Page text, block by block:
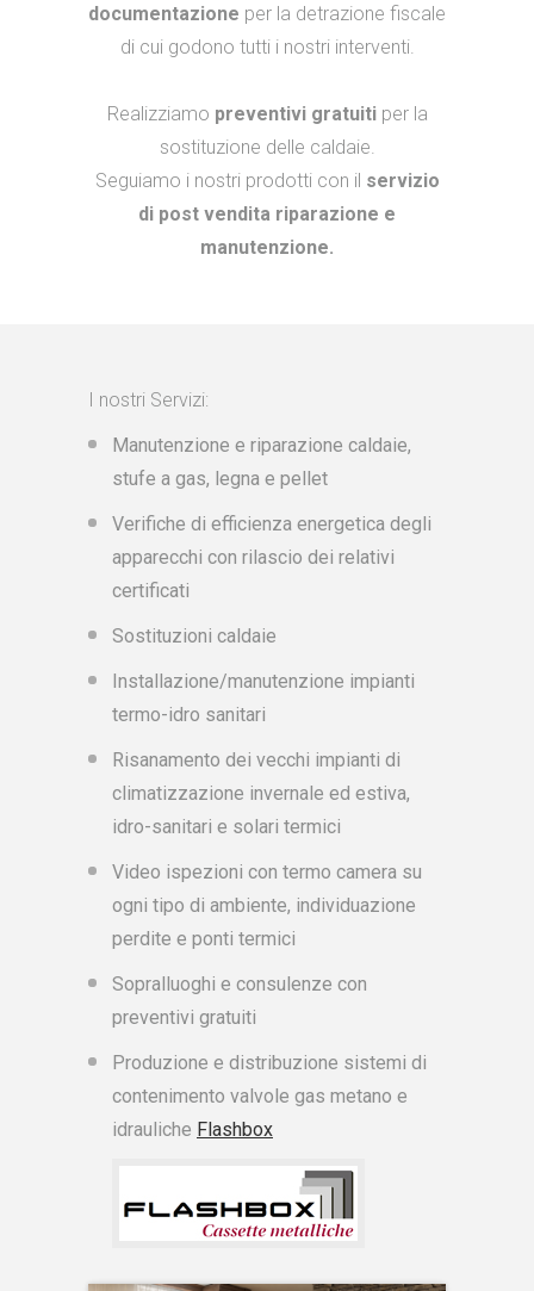
documentazione per la detrazione fiscale
di cui godono tutti i nostri interventi.
Realizziamo preventivi gratuitiper la
sostituzione delle caldaie.
Seguiamo i nostri prodotti con il servizio
di post vendita riparazione e
manutenzione.
I nostri Servizi:
Manutenzione e riparazione caldaie,
stufe a gas, legna e pellet
Verifiche di efficienza energetica degli
apparecchi con rilascio dei relativi
certificati
Sostituzioni caldaie
Installazione/manutenzione impianti
termo-idro sanitari
Risanamento dei vecchi impianti di
climatizzazione invernale ed estiva,
idro-sanitari e solari termici
Video ispezioni con termo camera su
ogni tipo di ambiente, individuazione
perdite e ponti termici
Sopralluoghi e consulenze con
preventivi gratuiti
Produzione e distribuzione sistemi di
contenimento valvole gas metano e
idrauliche Flashbox